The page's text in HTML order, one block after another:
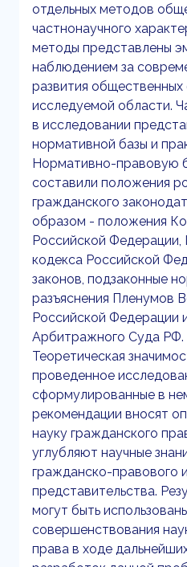
отдельных методов
частнонаучного
методы представлены
наблюдением за
развития
исследуемой области.
в исследовании
нормативной базы и
Нормативно-правовую
составили положения
гражданского
образом - положения
Российской Федерации,
кодекса Российской
законов, подзаконные
разъяснения Пленумов
Российской Федерации
Арбитражного Суда РФ.
Теоретическая
проведенное
сформулированные в
рекомендации вносят
науку гражданского
углубляют научные
гражданско-правового
представительства.
могут быть
совершенствования
права в ходе